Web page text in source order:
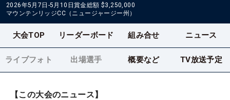
2026年5月7日-5月10日賞金総額 $3,250,000
マウンテンリッジCC（ニュージャージー州）
大会TOP リーダーボード 組み合せ ニュース
ライブフォト 出場選手 概要など TV放送予定
【この大会のニュース】